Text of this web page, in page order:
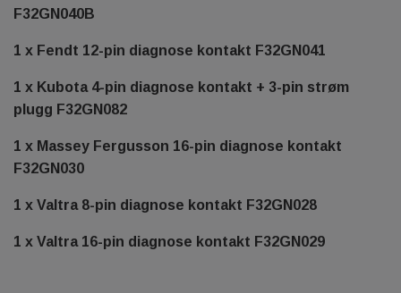
F32GN040B
1 x Fendt 12-pin diagnose kontakt F32GN041
1 x Kubota 4-pin diagnose kontakt + 3-pin strøm
plugg F32GN082
1 x Massey Fergusson 16-pin diagnose kontakt
F32GN030
1 x Valtra 8-pin diagnose kontakt F32GN028
1 x Valtra 16-pin diagnose kontakt F32GN029